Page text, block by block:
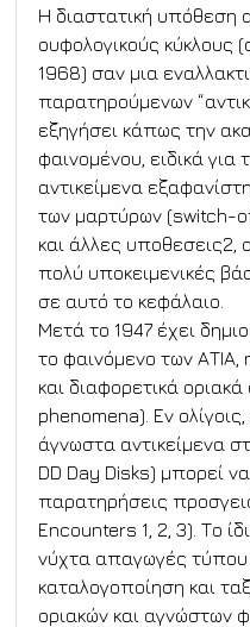
Η διαστατική υπόθεση
ουφολογικούς κύκλους
1968) σαν μια
παρατηρούμενων
εξηγήσει κάπως την
φαινομένου, ειδικά
αντικείμενα
των μαρτύρων (switch-
και άλλες υποθεσεις2,
πολύ υποκειμενικές
σε αυτό το κεφάλαιο.
Μετά το 1947 έχει
το φαινόμενο των
και διαφορετικά
phenomena). Εν
άγνωστα αντικείμενα
DD Day Disks) μπορεί
παρατηρήσεις
Encounters 1, 2, 3). Το
νύχτα απαγωγές τύπου
καταλογοποίηση και
οριακών και αγνώστων